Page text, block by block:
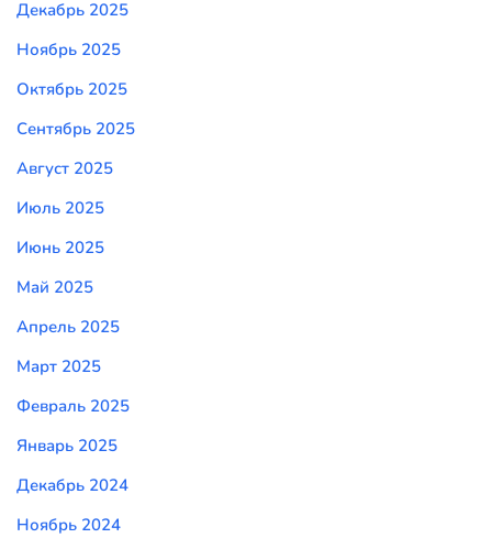
Декабрь 2025
Ноябрь 2025
Октябрь 2025
Сентябрь 2025
Август 2025
Июль 2025
Июнь 2025
Май 2025
Апрель 2025
Март 2025
Февраль 2025
Январь 2025
Декабрь 2024
Ноябрь 2024